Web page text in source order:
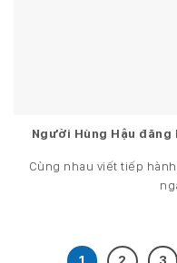
Người Hùng Hậu đăng
Cùng nhau viết tiếp